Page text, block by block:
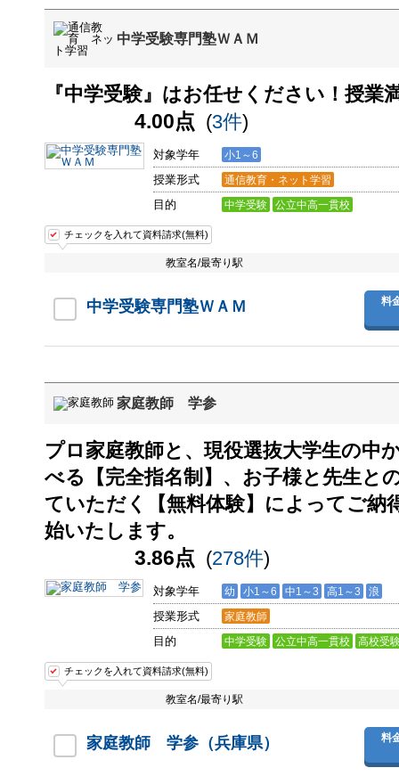
中学受験専門塾ＷＡＭ
『中学受験』はお任せください！授業
4.00点 (3件)
対象学年 小1～6
授業形式 通信教育・ネット学習
目的 中学受験 公立中高一貫校
チェックを入れて資料請求(無料)
教室名/最寄り駅
中学受験専門塾ＷＡＭ
料
家庭教師 学参
プロ家庭教師と、現役選抜大学生の中
べる【完全指名制】、お子様と先生と
ていただく【無料体験】によってご納
始いたします。
3.86点 (278件)
対象学年 幼 小1～6 中1～3 高1～3 浪
授業形式 家庭教師
目的 中学受験 公立中高一貫校 高校受
チェックを入れて資料請求(無料)
教室名/最寄り駅
家庭教師 学参（兵庫県）
料